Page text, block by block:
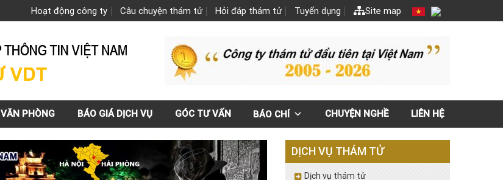
Hoạt động công ty Câu chuyện thám tử Hỏi đáp thám tử Tuyển dụng Site map
VĂN PHÒNG BÁO GIÁ DỊCH VỤ GÓC TƯ VẤN BÁO CHÍ CHUYỆN NGHỀ LIÊN HỆ
DỊCH VỤ THÁM TỬ
Dịch vụ thám tử